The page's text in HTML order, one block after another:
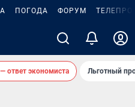
ПОГОДА ФОРУМ
ответ экономиста Льготный